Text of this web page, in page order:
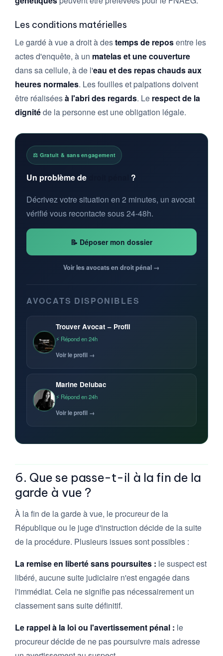
Les conditions matérielles
Le gardé à vue a droit à destemps de reposentre les
actes d'enquête, à un matelas et une couverture
dans sa cellule, à de l'eau et des repas chauds aux
heures normales. Les fouilles et palpations doivent
être réaliséesà l'abri des regards. Le respect de la
dignitéde la personne est une obligation légale.
⚖️ Gratuit & sans engagement
Un problème de
?
Décrivez votre situation en 2 minutes, un avocat
vérifié vous recontacte sous 24-48h.
📝 Déposer mon dossier
Voir les avocats en droit pénal →
AVOCATS DISPONIBLES
Trouver Avocat – Profil
⚡ Répond en 24h
Voir le profil →
Marine Delubac
⚡ Répond en 24h
Voir le profil →
6. Que se passe-t-il à la fin de la
garde à vue ?
À la fin de la garde à vue, le procureur de la
République ou le juge d'instruction décide de la suite
de la procédure. Plusieurs issues sont possibles :
La remise en liberté sans poursuites : le suspect est
libéré, aucune suite judiciaire n'est engagée dans
l'immédiat. Cela ne signifie pas nécessairement un
classement sans suite définitif.
Le rappel à la loi ou l'avertissement pénal : le
procureur décide de ne pas poursuivre mais adresse